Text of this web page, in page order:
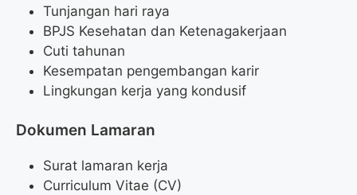
Tunjangan hari raya
BPJS Kesehatan dan Ketenagakerjaan
Cuti tahunan
Kesempatan pengembangan karir
Lingkungan kerja yang kondusif
Dokumen Lamaran
Surat lamaran kerja
Curriculum Vitae (CV)